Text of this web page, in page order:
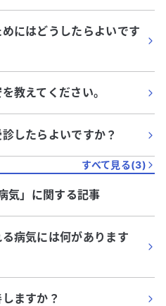
にはどうしたらよいです
教えてください。
したらよいですか？
すべて見る(3)
気」に関する記事
病気には何があります
ますか？